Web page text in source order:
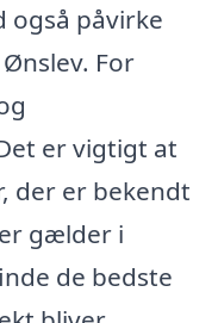
også påvirke
For
er vigtigt at
der er bekendt
gælder i
de bedste